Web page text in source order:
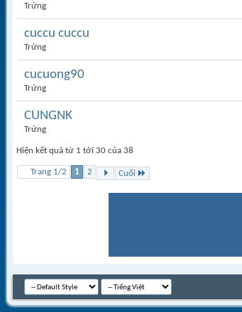
Trứng
cuccu cuccu
Trứng
cucuong90
Trứng
CUNGNK
Trứng
Hiện kết quả từ 1 tới 30 của 38
Trang 1/2 1 2 Cuối